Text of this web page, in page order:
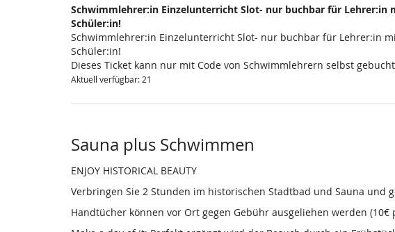
Schwimmlehrer:in Einzelunterricht Slot- nur buchbar für Lehrer:in
Schüler:in!
Schwimmlehrer:in Einzelunterricht Slot- nur buchbar für Lehrer:in
Schüler:in!
Dieses Ticket kann nur mit Code von Schwimmlehrern selbst
Aktuell verfügbar: 21
Sauna plus Schwimmen
ENJOY HISTORICAL BEAUTY
Verbringen Sie 2 Stunden im historischen Stadtbad und Sauna und
Handtücher können vor Ort gegen Gebühr ausgeliehen werden (10€